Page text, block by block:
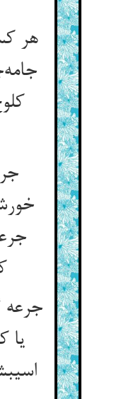
هر
کرسی و زحل
یا
اسیبش بود چندین بها